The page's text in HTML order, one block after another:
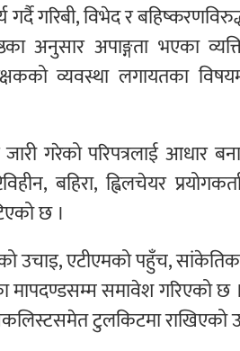
गरिबी, विभेद र
अनुसार अपाङ्गता भएका
व्यवस्था लगायतका
गरेको परिपत्रलाई आधार
बहिरा, ह्विलचेयर
छ ।
उचाइ, एटीएमको पहुँच,
मापदण्डसम्म समावेश गरिएको
टुलकिटमा राखिएको